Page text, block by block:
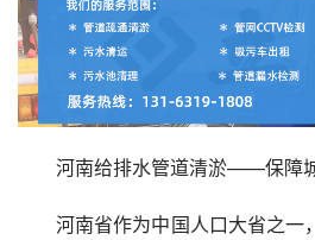
河南给排水管道清淤——保障
河南省作为中国人口大省之一